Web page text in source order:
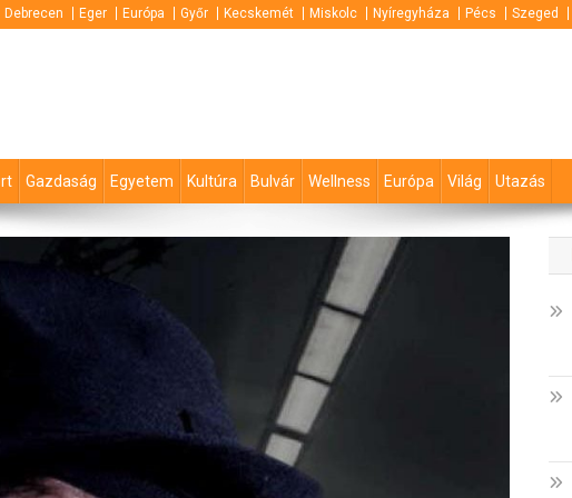
Debrecen Eger Európa Győr Kecskemét Miskolc Nyíregyháza Pécs Szeged
Gazdaság Egyetem Kultúra Bulvár Wellness Európa Világ Utazás